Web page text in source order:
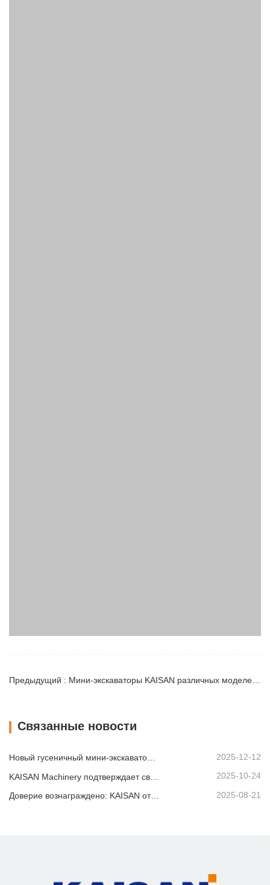
Связанные новости
Новый гусеничный мини-экскаватор KAISAN грузоподъемностью 1,2 тонны: конструкция с нулевой задней частью для работы в стесненных условиях. 2025-12-12
2025-10-24
Доверие вознаграждено: KAISAN отправляет повторный заказ на 20 экскаваторов своему давнему португальскому партнеру 2025-08-21